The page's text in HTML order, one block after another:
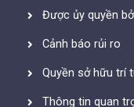
Được ủy quyền
Cảnh báo rủi ro
Quyền sở hữu trí
Thông tin quan